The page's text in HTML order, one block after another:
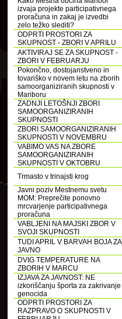
izvaja projekte participativnega
proračuna in zakaj je izvedbi
zelo težko slediti?
ODPRTI PROSTORI ZA
SKUPNOST - ZBORI V APRILU
AKTIVIRAJ SE ZA SKUPNOST -
ZBORI V FEBRUARJU
Pokončno, dostojanstveno in
tovariško v novem letu na zborih
samoorganiziranih skupnosti v
Mariboru
ZADNJI LETOŠNJI ZBORI
SAMOORGANIZIRANIH
SKUPNOSTI
ZBORI SAMOORGANIZIRANIH
SKUPNOSTI V NOVEMBRU
VABIMO VAS NA ZBORE
SAMOORGANIZIRANIH
SKUPNOSTI V OKTOBRU
Trmasto v trinajsti krog
Javni poziv Mestnemu svetu
MOM: Preprečite ponovno
mrcvarjenje participativnega
proračuna
VABLJENI NA MAJSKI ZBOR V
SVOJI SKUPNOSTI
TUDI APRIL V BARVAH BOJA ZA
JAVNO
DVIG TEMPERATURE NA
ZBORIH V MARCU
IZJAVA ZA JAVNOST: NE
izkoriščanju športa za zakrivanje
genocida
ODPRTI PROSTORI ZA
RAZPRAVO O SKUPNOSTI V